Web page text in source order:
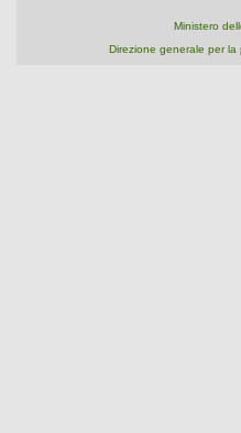
Ministero
Direzione generale per